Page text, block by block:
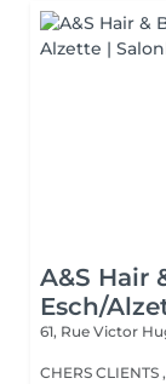
A&S Hair
Esch/
61, Rue Victor
CHERS